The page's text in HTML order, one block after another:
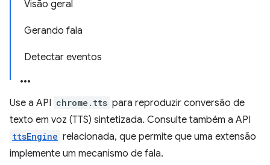
Visão geral
Gerando fala
Detectar eventos
Use a API chrome.tts para reproduzir conversão de
texto em voz (TTS) sintetizada. Consulte também a API
ttsEngine relacionada, que permite que uma extensão
implemente um mecanismo de fala.